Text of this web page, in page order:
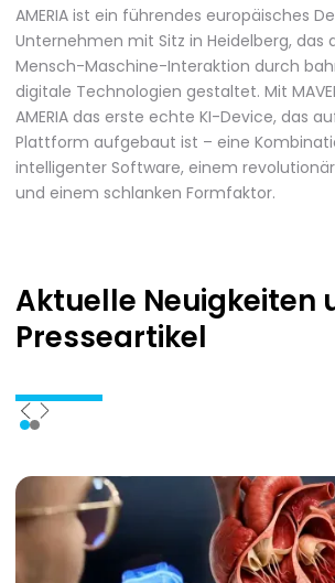
AMERIA ist ein führendes europäisches
Unternehmen mit Sitz in Heidelberg, das
Mensch-Maschine-Interaktion durch
digitale Technologien gestaltet. Mit
AMERIA das erste echte KI-Device, das
Plattform aufgebaut ist – eine
intelligenter Software, einem
und einem schlanken Formfaktor.
Aktuelle Neuigkeiten
Presseartikel